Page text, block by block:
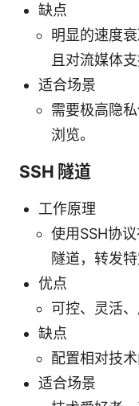
缺点
明显的速度
且对流媒体支
适合场景
需要极高隐
浏览。
SSH 隧道
工作原理
使用SSH协
隧道，转发特
优点
可控、灵活、
缺点
配置相对技
适合场景